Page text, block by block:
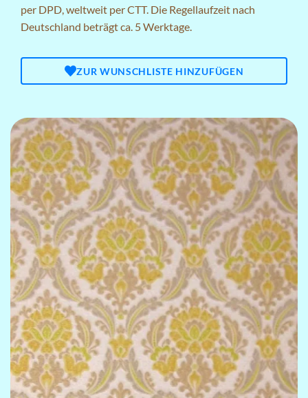
per DPD, weltweit per CTT. Die Regellaufzeit nach
Deutschland beträgt ca. 5 Werktage.
ZUR WUNSCHLISTE HINZUFÜGEN